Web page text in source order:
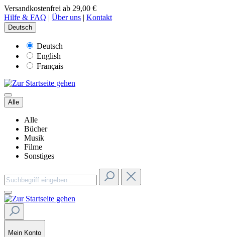
Versandkostenfrei ab 29,00 €
Hilfe & FAQ | Über uns | Kontakt
Deutsch
Deutsch
English
Français
Alle
Alle
Bücher
Musik
Filme
Sonstiges
Mein Konto